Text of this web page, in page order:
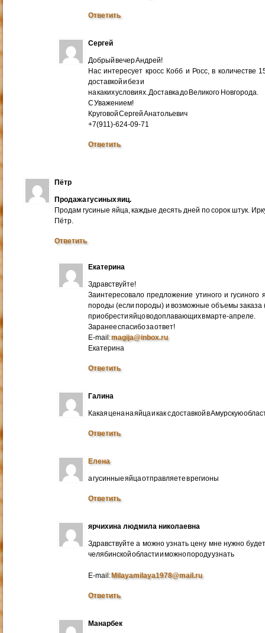
Ответить
Сергей
Добрый вечер Андрей!
Нас интересует кросс Кобб и Росс, в количестве
доставкой и без и
на каких условиях. Доставка до Великого Новгорода.
С Уважением!
Круговой Сергей Анатольевич
+7(911)-624-09-71
Ответить
Пётр
Продажа гусиных яиц.
Продам гусиные яйца, каждые десять дней по сорок штук.
Пётр.
Ответить
Екатерина
Здравствуйте!
Заинтересовало предложение утиного и
породы (если породы) и возможные объемы заказа
приобрести яйцо водоплавающих в марте-апреле.
Заранее спасибо за ответ!
E-mail:magija@inbox.ru
Екатерина
Ответить
Галина
Какая цена на яйца и как с доставкой в Амурскую
Ответить
Елена
а гусинные яйца отправляете в регионы
Ответить
ярчихина людмила николаевна
Здравствуйте а можно узнать цену мне нужно
челябинской области и можно породу узнать
E-mail:Milayamilaya1978@mail.ru
Ответить
Манарбек